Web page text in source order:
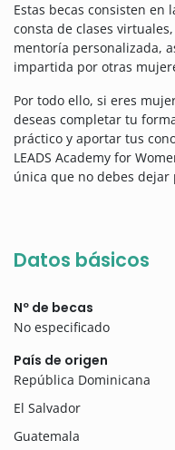
Estas becas consisten
consta de clases
mentoría personalizada,
impartida por otras
Por todo ello, si eres
deseas completar tu
práctico y aportar tus
LEADS Academy for
única que no debes dejar
Datos básicos
Nº de becas
No especificado
País de origen
República Dominicana
El Salvador
Guatemala